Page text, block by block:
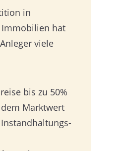
in
hat
viele
bis zu 50%
Marktwert